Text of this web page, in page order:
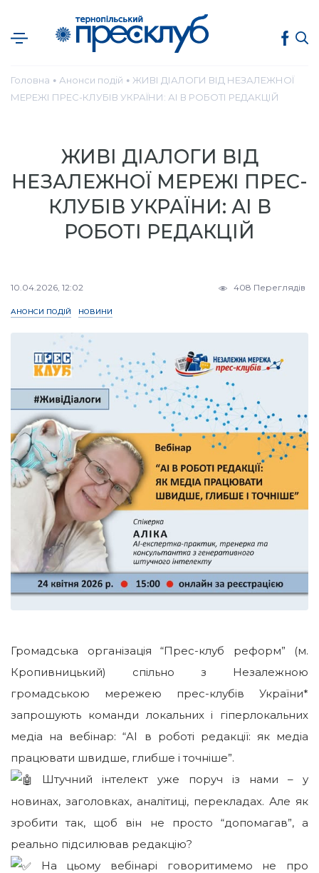
Головна ● Анонси подій ● ЖИВІ ДІАЛОГИ ВІД НЕЗАЛЕЖНОЇ
МЕРЕЖІ ПРЕС-КЛУБІВ УКРАЇНИ: АІ В РОБОТІ РЕДАКЦІЙ
ЖИВІ ДІАЛОГИ ВІД
НЕЗАЛЕЖНОЇ МЕРЕЖІ ПРЕС-
КЛУБІВ УКРАЇНИ: АІ В
РОБОТІ РЕДАКЦІЙ
10.04.2026, 12:02 408 Переглядів
АНОНСИ ПОДІЙ НОВИНИ
Громадська організація “Прес-клуб реформ” (м.
Кропивницький) спільно з Незалежною
громадською мережею прес-клубів України*
запрошують команди локальних і гіперлокальних
медіа на вебінар: “AI в роботі редакції: як медіа
працювати швидше, глибше і точніше”.
Штучний інтелект уже поруч із нами – у
новинах, заголовках, аналітиці, перекладах. Але як
зробити так, щоб він не просто “допомагав”, а
реально підсилював редакцію?
На цьому вебінарі говоритимемо не про